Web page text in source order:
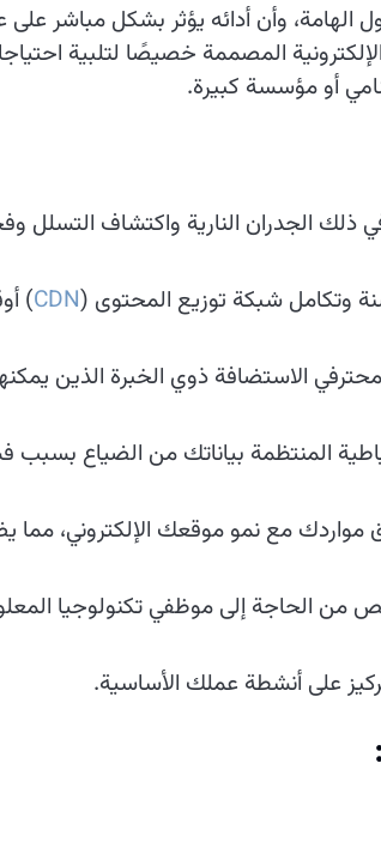
الهامة، وأن أدائه يؤثر بشكل مباشر
المصممة خصيصًا لتلبية
أو مؤسسة كبيرة.
ذلك الجدران النارية واكتشاف التسلل
وتكامل شبكة توزيع المحتوى (CDN
)
الاستضافة ذوي الخبرة الذين
المنتظمة بياناتك من الضياع بسبب
مع نمو موقعك الإلكتروني، مما
من الحاجة إلى موظفي تكنولوجيا
على أنشطة عملك الأساسية.